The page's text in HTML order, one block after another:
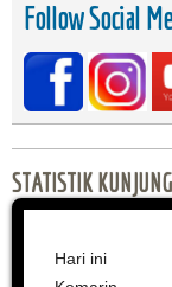
Follow Social
STATISTIK
Hari ini